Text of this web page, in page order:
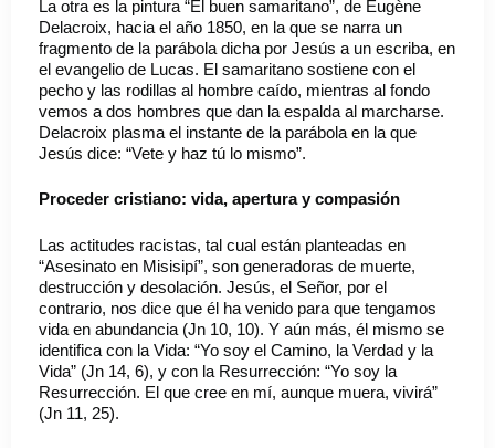
La otra es la pintura “El buen samaritano”, de Eugène
Delacroix, hacia el año 1850, en la que se narra un
fragmento de la parábola dicha por Jesús a un escriba, en
el evangelio de Lucas. El samaritano sostiene con el
pecho y las rodillas al hombre caído, mientras al fondo
vemos a dos hombres que dan la espalda al marcharse.
Delacroix plasma el instante de la parábola en la que
Jesús dice: “Vete y haz tú lo mismo”.
Proceder cristiano: vida, apertura y compasión
Las actitudes racistas, tal cual están planteadas en
“Asesinato en Misisipí”, son generadoras de muerte,
destrucción y desolación. Jesús, el Señor, por el
contrario, nos dice que él ha venido para que tengamos
vida en abundancia (Jn 10, 10). Y aún más, él mismo se
identifica con la Vida: “Yo soy el Camino, la Verdad y la
Vida” (Jn 14, 6), y con la Resurrección: “Yo soy la
Resurrección. El que cree en mí, aunque muera, vivirá”
(Jn 11, 25).